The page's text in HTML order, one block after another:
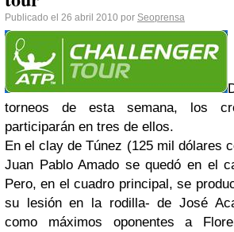
Publicado el 26 abril 2010 por Seoprensa
torneos de esta semana, los
participarán en tres de ellos.
En el clay de Túnez (125 mil dólares
Juan Pablo Amado se quedó en el
Pero, en el cuadro principal, se
su lesión en la rodilla- de José
como máximos oponentes a